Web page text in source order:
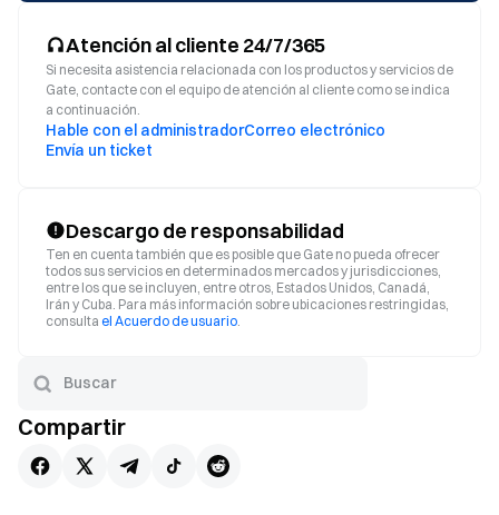
Atención al cliente 24/7/365
Si necesita asistencia relacionada con los productos y servicios de
Gate, contacte con el equipo de atención al cliente como se indica
a continuación.
Hable con el administradorCorreo electrónico
Envía un ticket
Descargo de responsabilidad
Ten en cuenta también que es posible que Gate no pueda ofrecer
todos sus servicios en determinados mercados y jurisdicciones,
entre los que se incluyen, entre otros, Estados Unidos, Canadá,
Irán y Cuba. Para más información sobre ubicaciones restringidas,
consulta el Acuerdo de usuario
Compartir